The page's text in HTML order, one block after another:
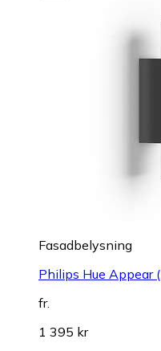
Fasadbelysning
Philips Hue Appear
fr.
1 395 kr